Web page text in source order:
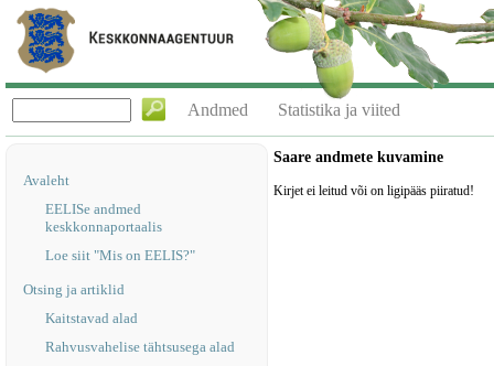
Andmed Statistika ja viited
Avaleht
EELISe andmed
keskkonnaportaalis
Loe siit "Mis on EELIS?"
Otsing ja artiklid
Kaitstavad alad
Rahvusvahelise tähtsusega alad
Saare andmete kuvamine
Kirjet ei leitud või on ligipääs piiratud!